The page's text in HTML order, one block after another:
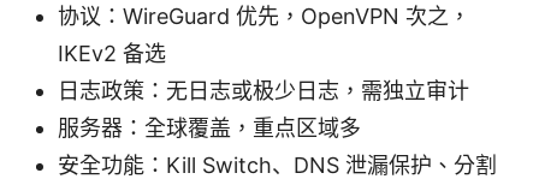
协议：WireGuard 优先，OpenVPN 次之，
IKEv2 备选
日志政策：无日志或极少日志，需独立审计
服务器：全球覆盖，重点区域多
安全功能：Kill Switch、DNS 泄漏保护、分割